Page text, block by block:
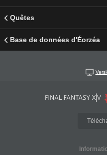
Quêtes
Base de données d'Éorzéa